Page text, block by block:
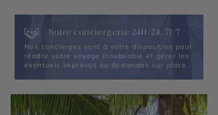
Notre conciergerie 24H/24, 7J/7
Nos concierges sont à votre disposition pour
rendre votre voyage inoubliable et gérer les
éventuels imprévus ou demandes sur place.